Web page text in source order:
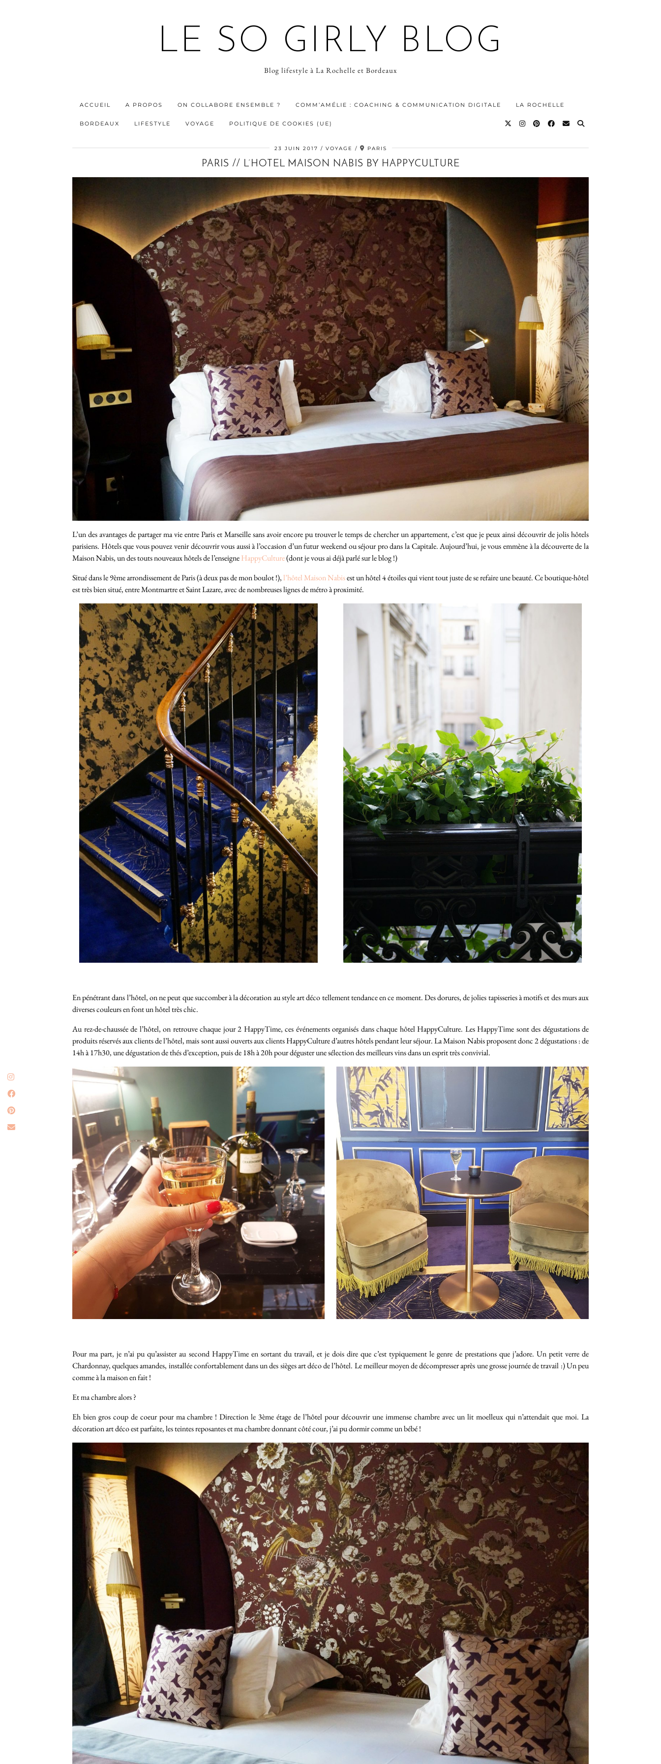
LE SO GIRLY BLOG
Blog lifestyle à La Rochelle et Bordeaux
ACCUEIL A PROPOS ON COLLABORE ENSEMBLE ? COMM’AMÉLIE : COACHING & COMMUNICATION DIGITALE LA ROCHELLE
BORDEAUX LIFESTYLE VOYAGE POLITIQUE DE COOKIES (UE)
23 JUIN 2017 VOYAGE PARIS
PARIS // L’HOTEL MAISON NABIS BY HAPPYCULTURE
L’un des avantages de partager ma vie entre Paris et Marseille sans avoir encore pu trouver le temps de chercher un appartement, c’est que je peux ainsi découvrir de jolis hôtels
parisiens. Hôtels que vous pouvez venir découvrir vous aussi à l’occasion d’un futur weekend ou séjour pro dans la Capitale. Aujourd’hui, je vous emmène à la découverte de la
Maison Nabis, un des touts nouveaux hôtels de l’enseigneHappyCulture(dont je vous ai déjà parlé sur le blog !)
Situé dans le 9ème arrondissement de Paris (à deux pas de mon boulot !),l’hôtel Maison Nabisest un hôtel 4 étoiles qui vient tout juste de se refaire une beauté. Ce boutique-hôtel
est très bien situé, entre Montmartre et Saint Lazare, avec de nombreuses lignes de métro à proximité.
En pénétrant dans l’hôtel, on ne peut que succomber à la décoration au style art déco tellement tendance en ce moment. Des dorures, de jolies tapisseries à motifs et des murs aux
diverses couleurs en font un hôtel très chic.
Au rez-de-chaussée de l’hôtel, on retrouve chaque jour 2 HappyTime, ces événements organisés dans chaque hôtel HappyCulture. Les HappyTime sont des dégustations de
produits réservés aux clients de l’hôtel, mais sont aussi ouverts aux clients HappyCulture d’autres hôtels pendant leur séjour. La Maison Nabis proposent donc 2 dégustations : de
14h à 17h30, une dégustation de thés d’exception, puis de 18h à 20h pour déguster une sélection des meilleurs vins dans un esprit très convivial.
Pour ma part, je n’ai pu qu’assister au second HappyTime en sortant du travail, et je dois dire que c’est typiquement le genre de prestations que j’adore. Un petit verre de
Chardonnay, quelques amandes, installée confortablement dans un des sièges art déco de l’hôtel. Le meilleur moyen de décompresser après une grosse journée de travail :) Un peu
comme à la maison en fait !
Et ma chambre alors ?
Eh bien gros coup de coeur pour ma chambre ! Direction le 3ème étage de l’hôtel pour découvrir une immense chambre avec un lit moelleux qui n’attendait que moi. La
décoration art déco est parfaite, les teintes reposantes et ma chambre donnant côté cour, j’ai pu dormir comme un bébé !